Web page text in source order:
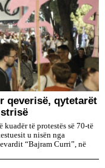
qeverisë, qytetarët
të protestës së 70-të
u nisën nga
“Bajram Curri”, në